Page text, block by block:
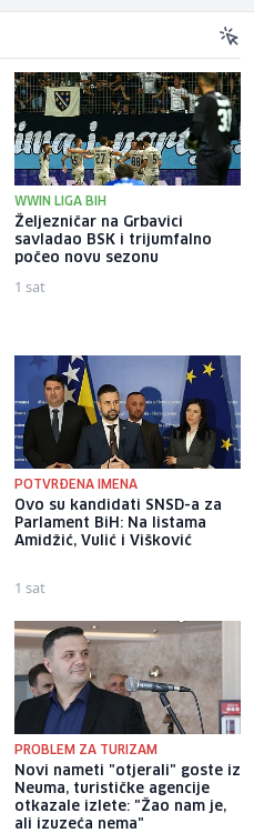
WWIN LIGA BIH
Željezničar na Grbavici
savladao BSK i trijumfalno
počeo novu sezonu
1 sat
POTVRĐENA IMENA
Ovo su kandidati SNSD-a za
Parlament BiH: Na listama
Amidžić, Vulić i Višković
1 sat
PROBLEM ZA TURIZAM
Novi nameti "otjerali" goste iz
Neuma, turističke agencije
otkazale izlete: "Žao nam je,
ali izuzeća nema"